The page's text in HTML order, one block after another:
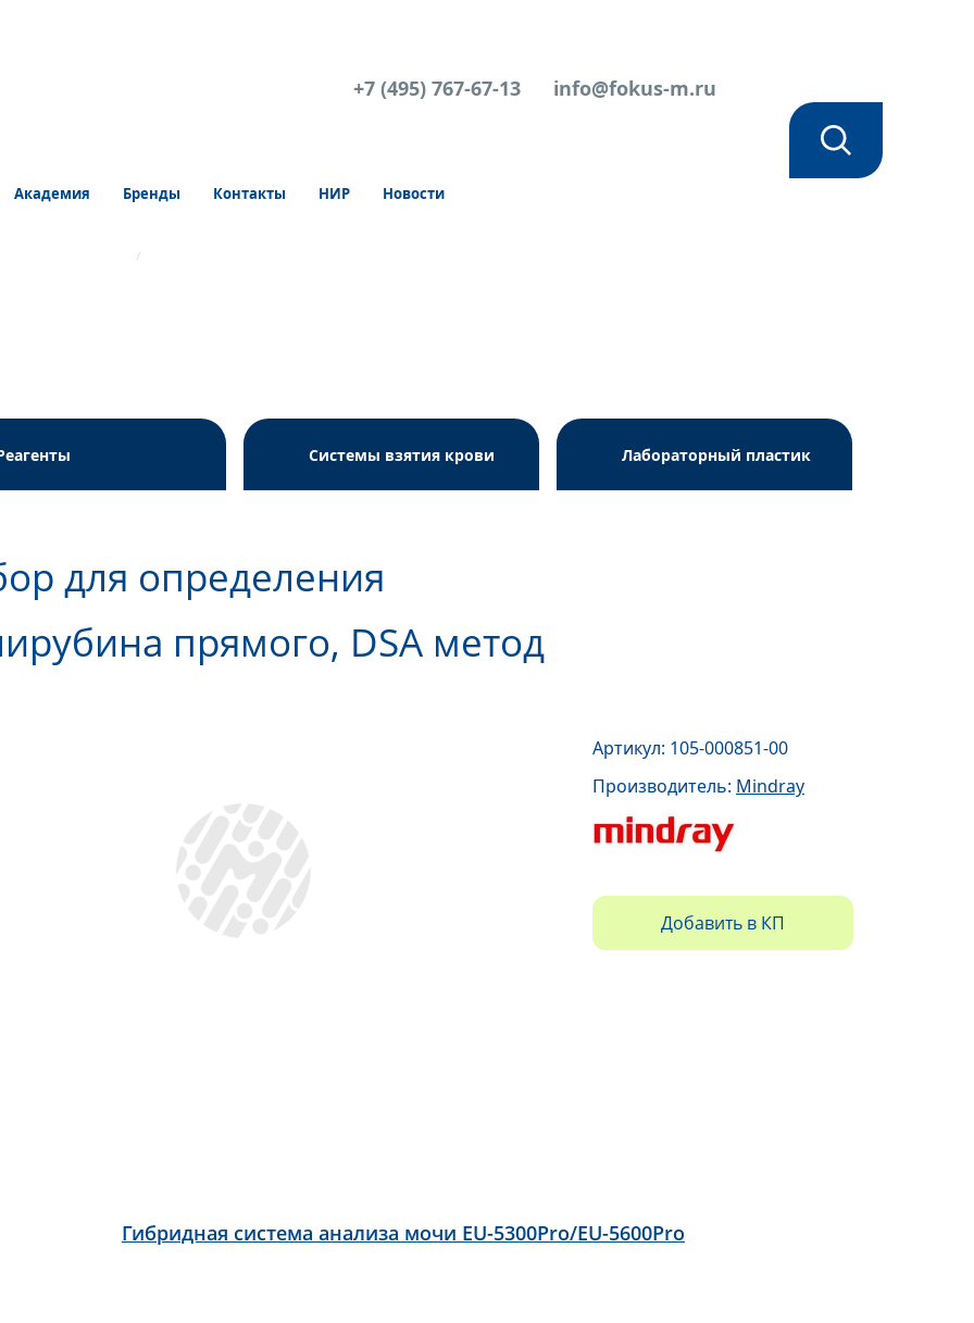
+7 (495) 767-67-13 info@fokus-m.ru
Академия Бренды Контакты НИР Новости
Системы взятия крови Лабораторный пластик
для определения
прямого, DSA метод
Артикул: 105-000851-00
Производитель: Mindray
Добавить в КП
Гибридная система анализа мочи EU-5300Pro/EU-5600Pro